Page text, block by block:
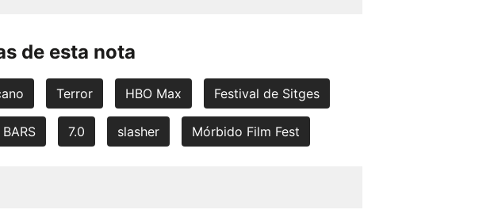
de esta nota
Terror HBO Max Festival de Sitges
BARS 7.0 slasher Mórbido Film Fest